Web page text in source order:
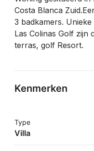
Costa Blanca
3 badkamers.
Las Colinas Golf zijn
terras, golf Resort.
Kenmerken
Type
Villa